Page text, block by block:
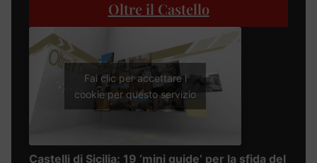
Oltre il Castello
Fai clic per accettare i
cookie per questo servizio
Castelli di Sicilia: 19 ‘mini guide’ per la sfida del